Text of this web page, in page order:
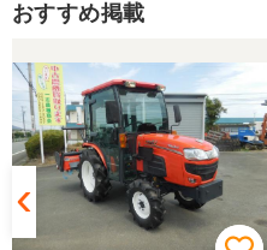
本当にお世話になり
しかったです。助か
たら、まずチェック
とうございました。
おすすめ掲載